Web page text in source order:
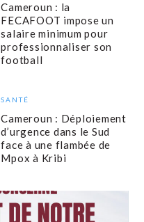
Cameroun : la
FECAFOOT impose un
salaire minimum pour
professionnaliser son
football
SANTÉ
Cameroun : Déploiement
d’urgence dans le Sud
face à une flambée de
Mpox à Kribi